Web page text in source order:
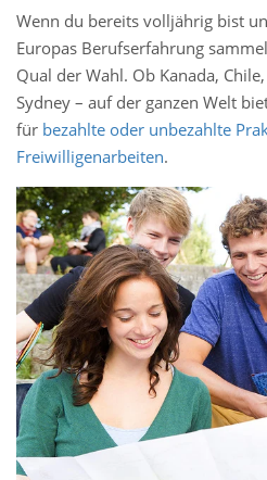
Wenn du bereits volljährig bist
Europas Berufserfahrung
Qual der Wahl. Ob Kanada,
Sydney – auf der ganzen Welt
für bezahlte oder unbezahlte
Freiwilligenarbeiten.